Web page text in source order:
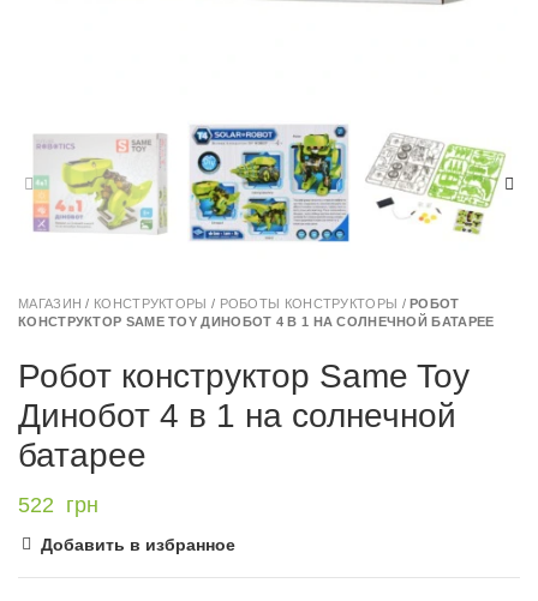
МАГАЗИН / КОНСТРУКТОРЫ / РОБОТЫ КОНСТРУКТОРЫ / РОБОТ
КОНСТРУКТОР SAME TOY ДИНОБОТ 4 В 1 НА СОЛНЕЧНОЙ БАТАРЕЕ
Робот конструктор Same Toy
Динобот 4 в 1 на солнечной
батарее
522 грн
Добавить в избранное